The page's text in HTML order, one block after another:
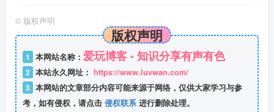
© 版权声明
版权声明
1 本网站名称： 爱玩博客 - 知识分享有声有色
2 本站永久网址： https://www.luvwan.com/
3 本网站的文章部分内容可能来源于网络，仅供大家学习与参
考，如有侵权，请点击 侵权联系进行删除处理。